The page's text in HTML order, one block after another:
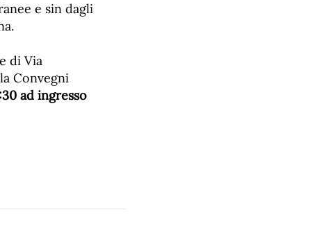
e sin dagli
di Via
Convegni
ad ingresso